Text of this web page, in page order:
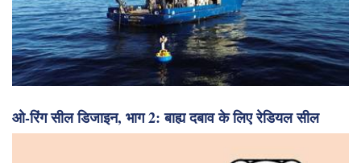
ओ-रिंग सील डिजाइन, भाग 2: बाह्य दबाव के लिए रेडियल सील